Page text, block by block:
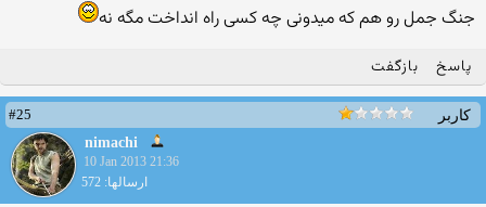
جنگ جمل رو هم که میدونی چه کسی راه انداخت مگه نه
پاسخ بازگفت
کاربر
#25
nimachi
10 Jan 2013 21:36
ارسالها: 572